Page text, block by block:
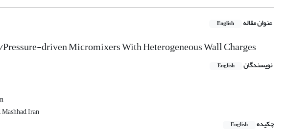
عنوان مقاله English
driven Micromixers With Heterogeneous Wall Charges
نویسندگان English
Iran
چکیده
English